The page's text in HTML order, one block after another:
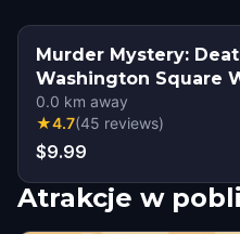
Murder Mystery:
Washington Square
0.0 km away
★4.7(45 reviews)
$9.99
Atrakcje w